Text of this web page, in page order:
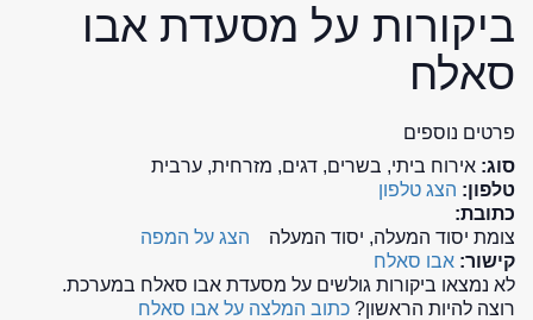
ביקורות על מסעדת אבו
סאלח
פרטים נוספים
סוג: אירוח ביתי, בשרים, דגים, מזרחית, ערבית
טלפון: הצג טלפון
כתובת:
צומת יסוד המעלה, יסוד המעלה
הצג על המפה
קישור: אבו סאלח
לא נמצאו ביקורות גולשים על מסעדת אבו סאלח במערכת.
רוצה להיות הראשון? כתוב המלצה על אבו סאלח